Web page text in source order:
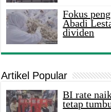
Fokus
Abadi
dividen
Artikel Popular
BI rate
tetap